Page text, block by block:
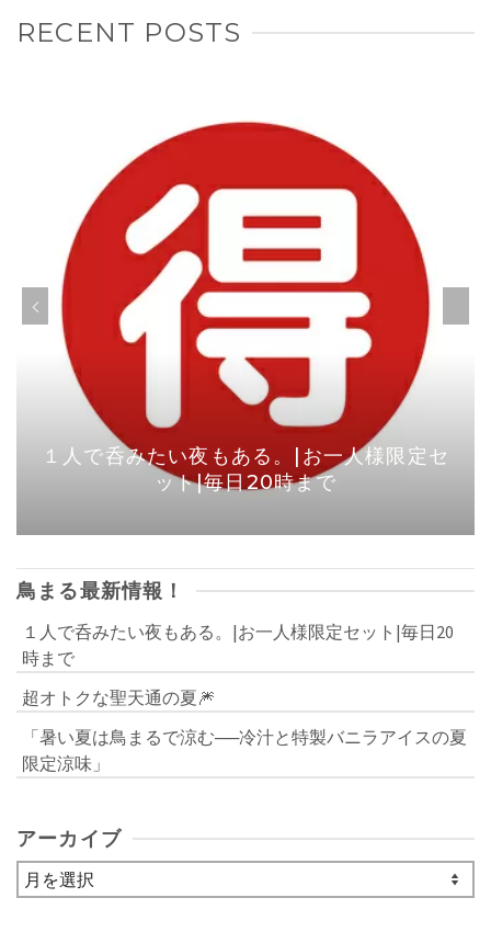
RECENT POSTS
１人で呑みたい夜もある。|お一人様限定セ
ット|毎日20時まで
鳥まる最新情報！
１人で呑みたい夜もある。|お一人様限定セット|毎日20
時まで
超オトクな聖天通の夏🎆
「暑い夏は鳥まるで涼む──冷汁と特製バニラアイスの夏
限定涼味」
アーカイブ
ア
ー